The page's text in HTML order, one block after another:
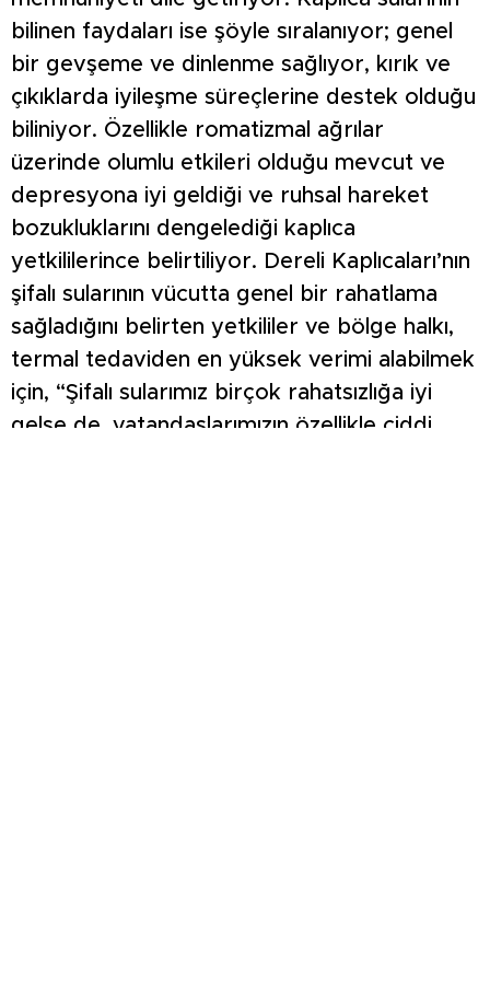
bilinen faydaları ise şöyle sıralanıyor; genel
bir gevşeme ve dinlenme sağlıyor, kırık ve
çıkıklarda iyileşme süreçlerine destek olduğu
biliniyor. Özellikle romatizmal ağrılar
üzerinde olumlu etkileri olduğu mevcut ve
depresyona iyi geldiği ve ruhsal hareket
bozukluklarını dengelediği kaplıca
yetkililerince belirtiliyor. Dereli Kaplıcaları’nın
şifalı sularının vücutta genel bir rahatlama
sağladığını belirten yetkililer ve bölge halkı,
termal tedaviden en yüksek verimi alabilmek
için, “Şifalı sularımız birçok rahatsızlığa iyi
gelse de, vatandaşlarımızın özellikle ciddi